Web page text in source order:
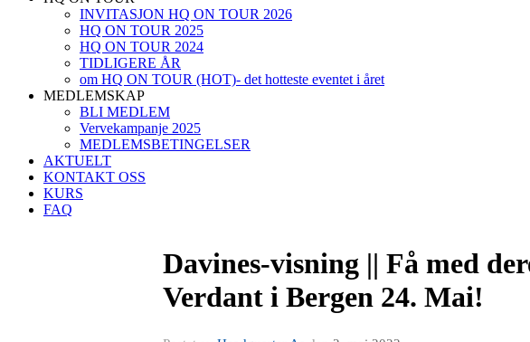
INVITASJON HQ ON TOUR 2026
HQ ON TOUR 2025
HQ ON TOUR 2024
TIDLIGERE ÅR
om HQ ON TOUR (HOT)- det hotteste eventet i året
MEDLEMSKAP
BLI MEDLEM
Vervekampanje 2025
MEDLEMSBETINGELSER
AKTUELT
KONTAKT OSS
KURS
FAQ
Davines-visning || Få med
Verdant i Bergen 24. Mai!